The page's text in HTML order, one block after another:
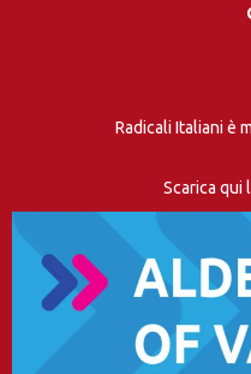
Radicali Italiani è
Scarica qui